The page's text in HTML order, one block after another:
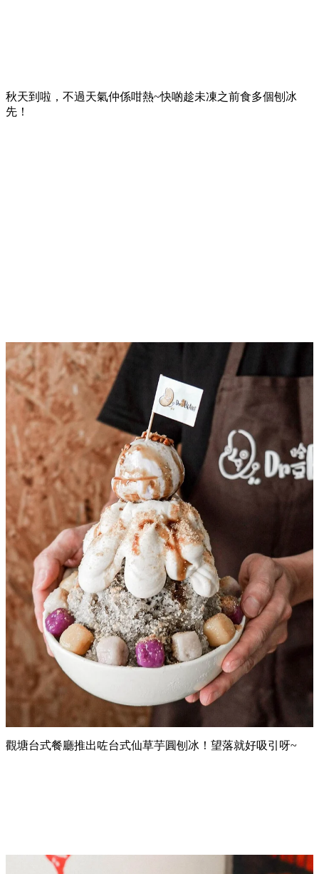
秋天到啦，不過天氣仲係咁熱~快啲趁未凍之前食多個刨冰
先！
觀塘台式餐廳推出咗台式仙草芋圓刨冰！望落就好吸引呀~